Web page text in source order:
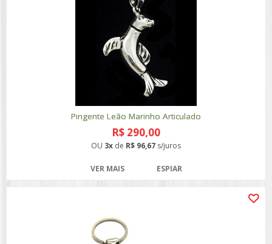
Pingente Leão Marinho Articulado
R$ 290,00
OU 3x de R$ 96,67 s/juros
VER MAIS ESPIAR